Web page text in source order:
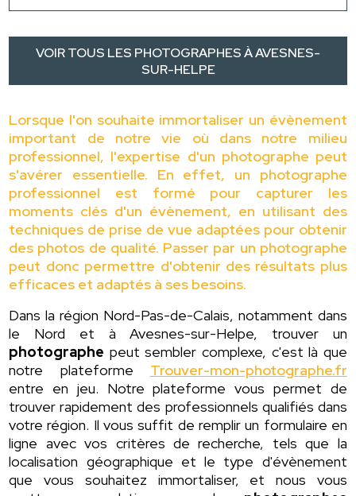
VOIR TOUS LES PHOTOGRAPHES À AVESNES-
SUR-HELPE
Lorsque l'on souhaite immortaliser un évènement
important de notre vie où dans notre milieu
professionnel, l'expertise d'un photographe peut
s'avérer essentielle. En effet, un photographe
professionnel est formé pour capturer les
moments clés d'un évènement, en utilisant des
techniques de prise de vue adaptées pour obtenir
des photos de qualité. Passer par un photographe
peut donc permettre d'obtenir des résultats plus
efficaces et adaptés à ses besoins.
Dans la région Nord-Pas-de-Calais, notamment dans
le Nord et à Avesnes-sur-Helpe, trouver un
photographe peut sembler complexe, c'est là que
notre plateforme Trouver-mon-photographe.fr
entre en jeu. Notre plateforme vous permet de
trouver rapidement des professionnels qualifiés dans
votre région. Il vous suffit de remplir un formulaire en
ligne avec vos critères de recherche, tels que la
localisation géographique et le type d'évènement
que vous souhaitez immortaliser, et nous vous